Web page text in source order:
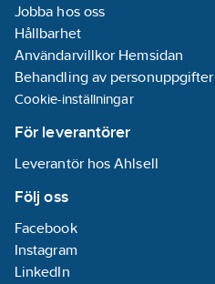
Jobba hos oss
Hållbarhet
Användarvillkor Hemsidan
Behandling av personuppgifter
Cookie-inställningar
För leverantörer
Leverantör hos Ahlsell
Följ oss
Facebook
Instagram
LinkedIn